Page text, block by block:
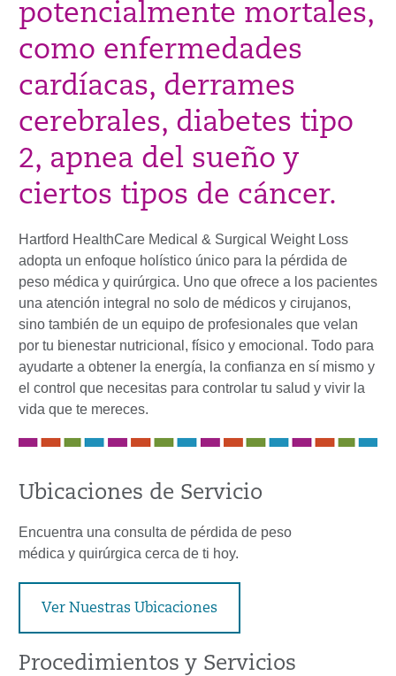
potencialmente mortales,
como enfermedades
cardíacas, derrames
cerebrales, diabetes tipo
2, apnea del sueño y
ciertos tipos de cáncer.
Hartford HealthCare Medical & Surgical Weight Loss
adopta un enfoque holístico único para la pérdida de
peso médica y quirúrgica. Uno que ofrece a los pacientes
una atención integral no solo de médicos y cirujanos,
sino también de un equipo de profesionales que velan
por tu bienestar nutricional, físico y emocional. Todo para
ayudarte a obtener la energía, la confianza en sí mismo y
el control que necesitas para controlar tu salud y vivir la
vida que te mereces.
Ubicaciones de Servicio
Encuentra una consulta de pérdida de peso
médica y quirúrgica cerca de ti hoy.
Ver Nuestras Ubicaciones
Procedimientos y Servicios